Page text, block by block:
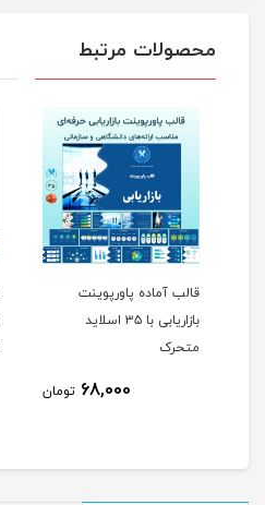
محصولات مرتبط
قالب آماده پاورپوینت
بازاریابی با ۳۵ اسلاید
متحرک
68,000 تومان